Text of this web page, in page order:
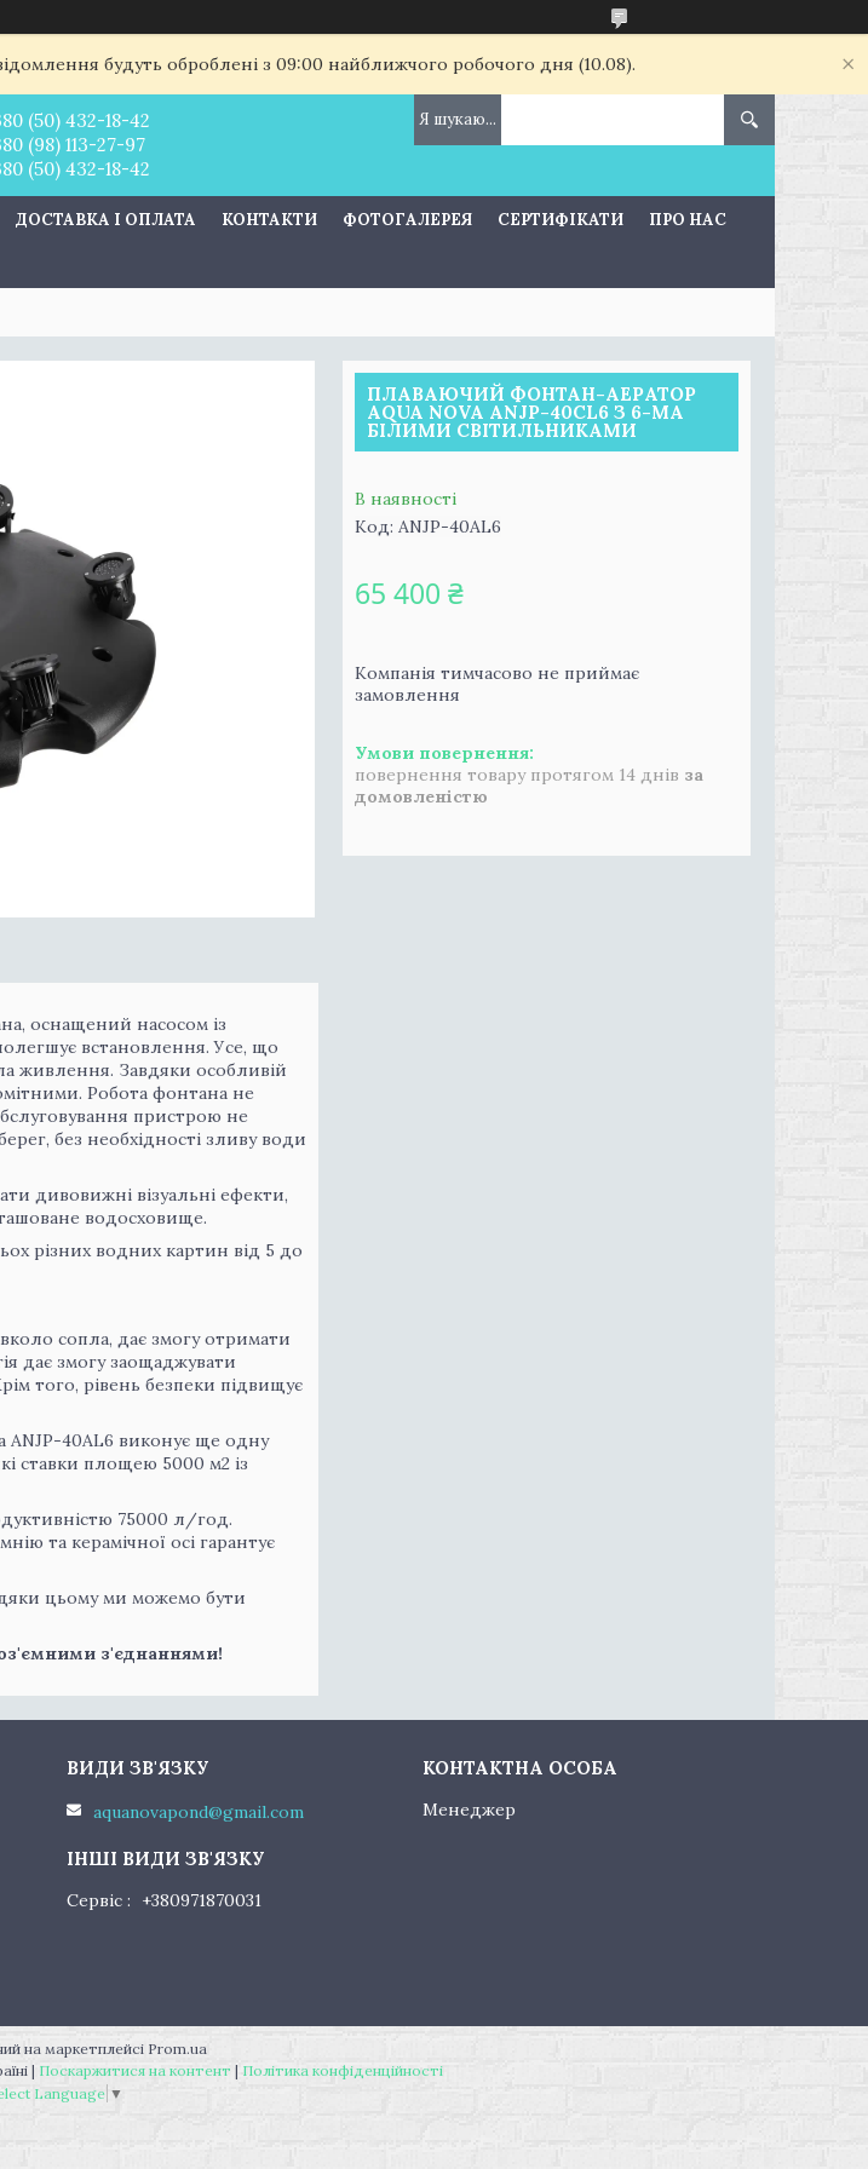
будуть оброблені з 09:00 найближчого робочого дня (10.08).
(50) 432-18-42
(98) 113-27-97
(50) 432-18-42
ДОСТАВКА І ОПЛАТА КОНТАКТИ ФОТОГАЛЕРЕЯ СЕРТИФІКАТИ ПРО НАС
оснащений насосом із
встановлення. Усе, що
живлення. Завдяки особливій
Робота фонтана не
пристрою не
без необхідності зливу води
дивовижні візуальні ефекти,
водосховище.
різних водних картин від 5 до
сопла, дає змогу отримати
дає змогу заощаджувати
того, рівень безпеки підвищує
ANJP-40АL6 виконує ще одну
ставки площею 5000 м2 із
75000 л/год.
та керамічної осі гарантує
цьому ми можемо бути
з'єднаннями!
ПЛАВАЮЧИЙ ФОНТАН-АЕРАТОР
AQUA NOVA ANJP-40CL6 З 6-МА
БІЛИМИ СВІТИЛЬНИКАМИ
В наявності
Код: ANJP-40АL6
65 400 ₴
Компанія тимчасово не приймає
замовлення
повернення товару протягом 14 днів за
домовленістю
aquanovapond@gmail.com
Сервіс +380971870031
Менеджер
на маркетплейсі Prom.ua
"AquaNovaPond" Обладнання для ставків в Україні | Поскаржитися на контент | Політика конфіденційності
Language ▼